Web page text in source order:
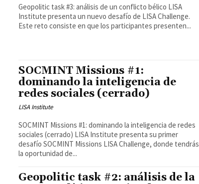
Geopolitic task #3: análisis de un conflicto bélico LISA
Institute presenta un nuevo desafío de LISA Challenge.
Este reto consiste en que los participantes presenten...
SOCMINT Missions #1:
dominando la inteligencia de
redes sociales (cerrado)
LISA Institute
SOCMINT Missions #1: dominando la inteligencia de redes
sociales (cerrado) LISA Institute presenta su primer
desafío SOCMINT Missions LISA Challenge, donde tendrás
la oportunidad de...
Geopolitic task #2: análisis de la